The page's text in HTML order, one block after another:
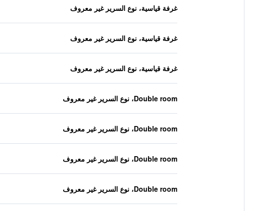
غرفة قياسية، نوع السرير غير معروف
غرفة قياسية، نوع السرير غير معروف
غرفة قياسية، نوع السرير غير معروف
Double room، نوع السرير غير معروف
Double room، نوع السرير غير معروف
Double room، نوع السرير غير معروف
Double room، نوع السرير غير معروف